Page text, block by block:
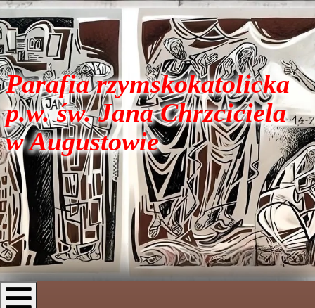
Parafia rzymskokatolicka
p.w. św. Jana Chrzciciela
w Augustowie